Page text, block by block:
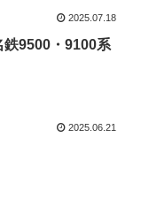
2025.07.18
鉄9500・9100系
2025.06.21